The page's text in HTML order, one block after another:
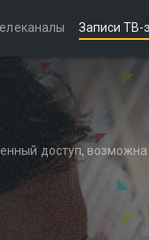
Записи ТВ-
доступ,